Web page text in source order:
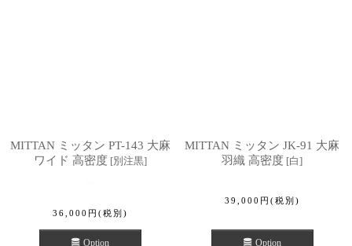
MITTAN ミッタン PT-143 大麻
ワイド 高密度 [別注黒]
36,000 円 (税別)
Option
MITTAN ミッタン JK-91 大麻
羽織 高密度 [白]
39,000 円 (税別)
Option